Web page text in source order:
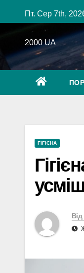
до
Пт. Сер 7th,
2000 UA
ГІГІЄНА
Від